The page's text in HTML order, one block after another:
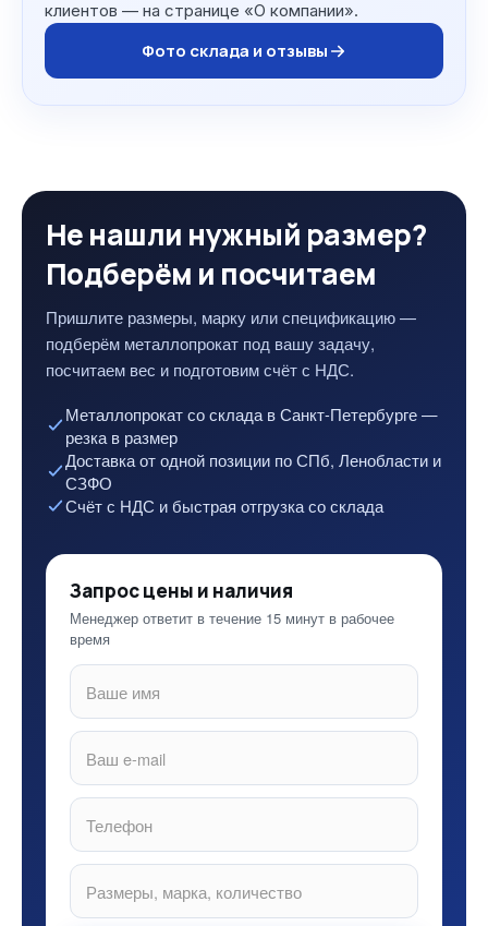
клиентов — на странице «О компании».
Фото склада и отзывы
Не нашли нужный размер?
Подберём и посчитаем
Пришлите размеры, марку или спецификацию —
подберём металлопрокат под вашу задачу,
посчитаем вес и подготовим счёт с НДС.
Металлопрокат со склада в Санкт-Петербурге —
резка в размер
Доставка от одной позиции по СПб, Ленобласти и
СЗФО
Счёт с НДС и быстрая отгрузка со склада
Запрос цены и наличия
Менеджер ответит в течение 15 минут в рабочее
время